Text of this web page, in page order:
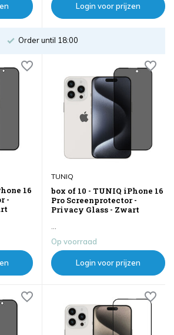
Login voor prijzen
Order until 18:00
16
-
TUNIQ
box of 10 - TUNIQ iPhone 16
Pro Screenprotector -
Privacy Glass - Zwart
...
Op voorraad
Login voor prijzen